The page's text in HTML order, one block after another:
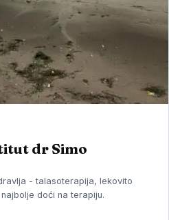
dr Simo
- talasoterapija, lekovito
doći na terapiju.